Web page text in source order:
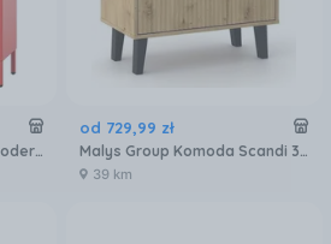
Witryna do salonu GINA modern: czerwona (1595), na nóżkach, komoda, metalowa
od 729,99 zł
Malys Group Komoda Scandi 3S Slim Dąb Artisan
39 km